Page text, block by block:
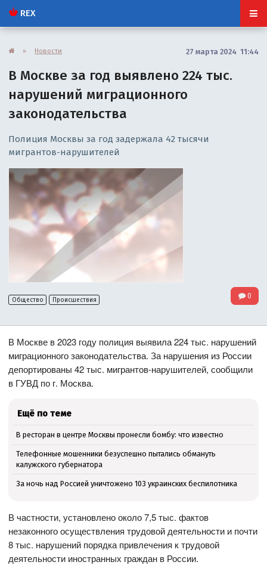
REX
» Новости 27 марта 2024 11:44
В Москве за год выявлено 224 тыс.
нарушений миграционного
законодательства
Полиция Москвы за год задержала 42 тысячи
мигрантов-нарушителей
Общество Происшествия 0
В Москве в 2023 году полиция выявила 224 тыс. нарушений
миграционного законодательства. За нарушения из России
депортированы 42 тыс. мигрантов-нарушителей, сообщили
в ГУВД по г. Москва.
Ещё по теме
В ресторан в центре Москвы пронесли бомбу: что известно
Телефонные мошенники безуспешно пытались обмануть
калужского губернатора
За ночь над Россией уничтожено 103 украинских беспилотника
В частности, установлено около 7,5 тыс. фактов
незаконного осуществления трудовой деятельности и почти
8 тыс. нарушений порядка привлечения к трудовой
деятельности иностранных граждан в России.